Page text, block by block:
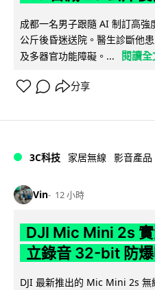
成都一名男子跟隨 AI 制訂高
公斤後昏迷送院。醫生診斷他
及多器官功能障礙。...
閱讀全
分享
3C科技 家居無線 影音產品
Vin 12 小時
DJI Mic Mini 2s
立錄音 32-bit 防
DJI 最新推出的 Mic Mini 2s